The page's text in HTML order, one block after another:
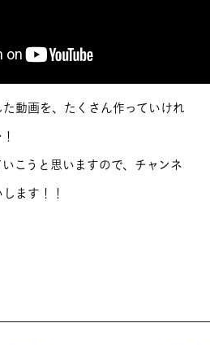
動画を、たくさん作っていけれ
こうと思いますので、チャンネ
ます！！